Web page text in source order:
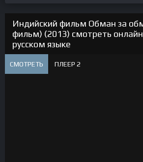
Индийский фильм Обман за
фильм) (2013) смотреть
русском языке
СМОТРЕТЬ ПЛЕЕР 2